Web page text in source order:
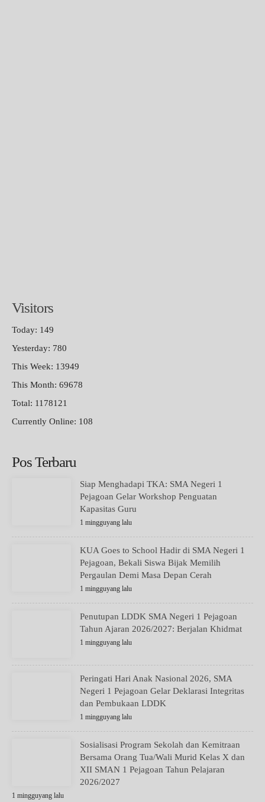
Visitors
Today: 149
Yesterday: 780
This Week: 13949
This Month: 69678
Total: 1178121
Currently Online: 108
Pos Terbaru
Siap Menghadapi TKA: SMA Negeri 1
Pejagoan Gelar Workshop Penguatan
Kapasitas Guru
1 mingguyang lalu
KUA Goes to School Hadir di SMA Negeri 1
Pejagoan, Bekali Siswa Bijak Memilih
Pergaulan Demi Masa Depan Cerah
1 mingguyang lalu
Penutupan LDDK SMA Negeri 1 Pejagoan
Tahun Ajaran 2026/2027: Berjalan Khidmat
1 mingguyang lalu
Peringati Hari Anak Nasional 2026, SMA
Negeri 1 Pejagoan Gelar Deklarasi Integritas
dan Pembukaan LDDK
1 mingguyang lalu
Sosialisasi Program Sekolah dan Kemitraan
Bersama Orang Tua/Wali Murid Kelas X dan
XII SMAN 1 Pejagoan Tahun Pelajaran
2026/2027
1 mingguyang lalu